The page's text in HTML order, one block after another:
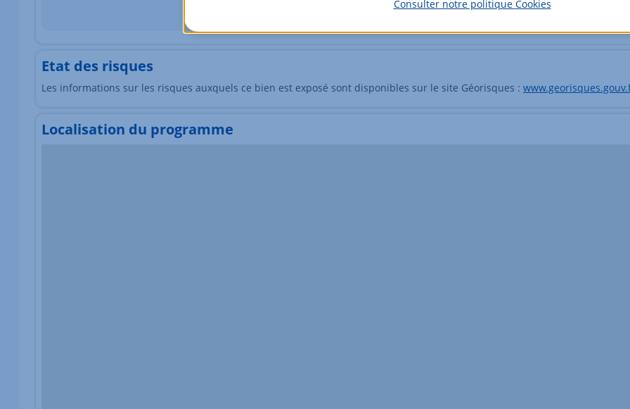
Etat des risques
Les informations sur les risques auxquels ce bien est exposé sont disponibles sur le site Géorisques :
Localisation du programme
Consulter notre politique Cookies